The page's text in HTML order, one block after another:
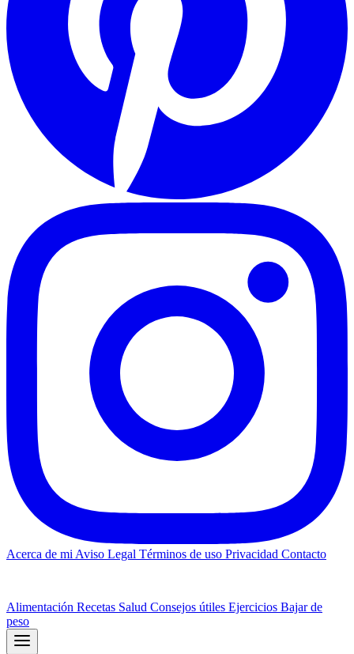
Acerca de mi Aviso Legal Términos de uso Privacidad Contacto
Alimentación Recetas Salud Consejos útiles Ejercicios Bajar de
peso